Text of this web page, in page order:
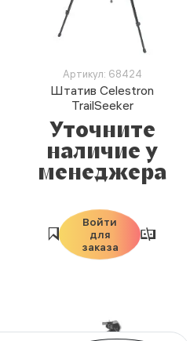
Артикул: 68424
Штатив Celestron
TrailSeeker
Уточните
наличие у
менеджера
Войти
для
заказа